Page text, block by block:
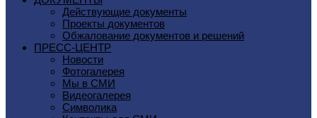
Действующие документы
Проекты документов
Обжалование документов и решений
ПРЕСС-ЦЕНТР
Новости
Фотогалерея
Мы в СМИ
Видеогалерея
Символика